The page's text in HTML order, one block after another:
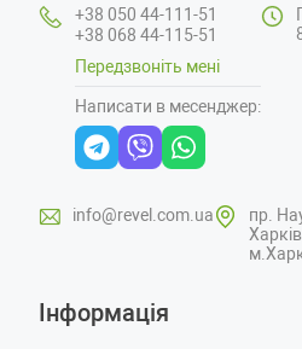
Інформація
+38 050 44-111-51
+38 068 44-115-51
Передзвоніть мені
Написати в месенджер:
info@revel.com.ua
пр.